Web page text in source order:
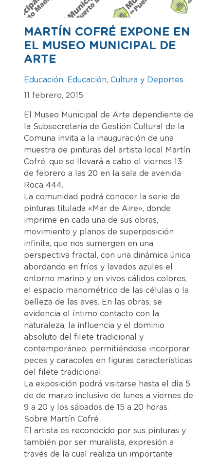
MARTÍN COFRÉ EXPONE EN
EL MUSEO MUNICIPAL DE
ARTE
Educación, Educación, Cultura y Deportes
11 febrero, 2015
El Museo Municipal de Arte dependiente de
la Subsecretaría de Gestión Cultural de la
Comuna invita a la inauguración de una
muestra de pinturas del artista local Martín
Cofré,que se llevará a cabo el viernes 13
de febrero a las 20 en la sala de avenida
Roca 444.
La comunidad podrá conocer la serie de
pinturas titulada «Mar de Aire», donde
imprime en cada una de sus obras,
movimiento y planos de superposición
infinita, que nos sumergen en una
perspectiva fractal, con una dinámica única
abordando en fríos y lavados azules el
entorno marino y en vivos cálidos colores,
el espacio manométrico de las células o la
belleza de las aves. En las obras, se
evidencia el íntimo contacto con la
naturaleza, la influencia y el dominio
absoluto del filete tradicional y
contemporáneo, permitiéndose incorporar
peces y caracoles en figuras características
del filete tradicional.
La exposición podrá visitarse hasta el día 5
de de marzo inclusive de lunes a viernes de
9 a 20 y los sábados de 15 a 20 horas.
Sobre Martín Cofré
El artista es reconocido por sus pinturas y
también por ser muralista, expresión a
través de la cual realiza un importante